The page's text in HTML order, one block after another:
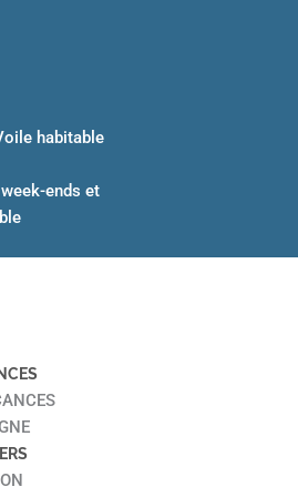
habitable
ends et